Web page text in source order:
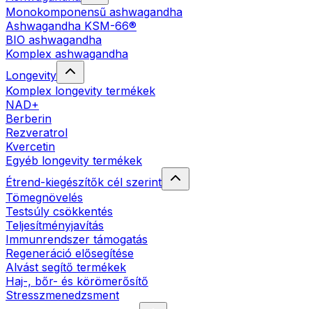
Monokomponensű ashwagandha
Ashwagandha KSM-66®
BIO ashwagandha
Komplex ashwagandha
Longevity
Komplex longevity termékek
NAD+
Berberin
Rezveratrol
Kvercetin
Egyéb longevity termékek
Étrend-kiegészítők cél szerint
Tömegnövelés
Testsúly csökkentés
Teljesítményjavítás
Immunrendszer támogatás
Regeneráció elősegítése
Alvást segítő termékek
Haj-, bőr- és körömerősítő
Stresszmenedzsment